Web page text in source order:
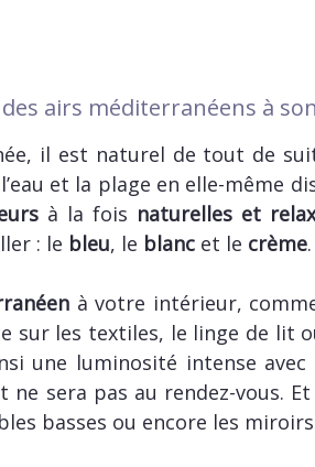
airs méditerranéens à
il est naturel de tout de
et la plage en elle-même
à la fois naturelles et
: le bleu, le blanc et le crème.
à votre intérieur,
sur les textiles, le linge de lit
une luminosité intense
ne sera pas au rendez-vous.
basses ou encore les